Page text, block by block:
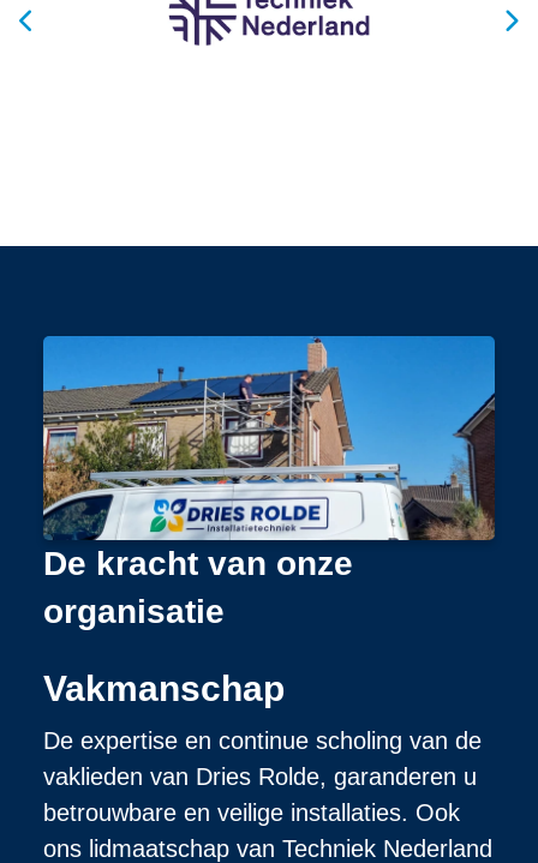
De kracht van onze
organisatie
Vakmanschap
De expertise en continue scholing van de
vaklieden van Dries Rolde, garanderen u
betrouwbare en veilige installaties. Ook
ons lidmaatschap van Techniek Nederland